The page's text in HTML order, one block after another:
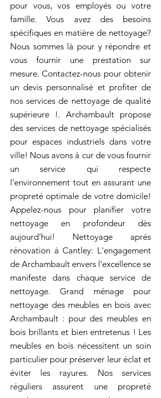
pour vous, vos employés ou votre
famille. Vous avez des besoins
spécifiques en matière de nettoyage?
Nous sommes là pour y répondre et
vous fournir une prestation sur
mesure. Contactez-nous pour obtenir
un devis personnalisé et profiter de
nos services de nettoyage de qualité
supérieure !. Archambault propose
des services de nettoyage spécialisés
pour espaces industriels dans votre
ville! Nous avons à cur de vous fournir
un service qui respecte
l'environnement tout en assurant une
propreté optimale de votre domicile!
Appelez-nous pour planifier votre
nettoyage en profondeur dès
aujourd'hui! Nettoyage aprés
rénovation à Cantley: L'engagement
de Archambault envers l'excellence se
manifeste dans chaque service de
nettoyage. Grand ménage pour
nettoyage des meubles en bois avec
Archambault : pour des meubles en
bois brillants et bien entretenus ! Les
meubles en bois nécessitent un soin
particulier pour préserver leur éclat et
éviter les rayures. Nos services
réguliers assurent une propreté